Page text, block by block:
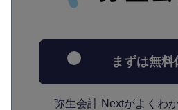
まずは無料
弥生会計 Nextがよくわ